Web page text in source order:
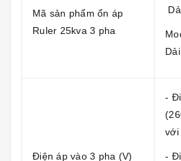
Mã sản phẩm ổn áp
Ruler 25kva 3 pha
Điện áp vào 3 pha (V)
-
với
-